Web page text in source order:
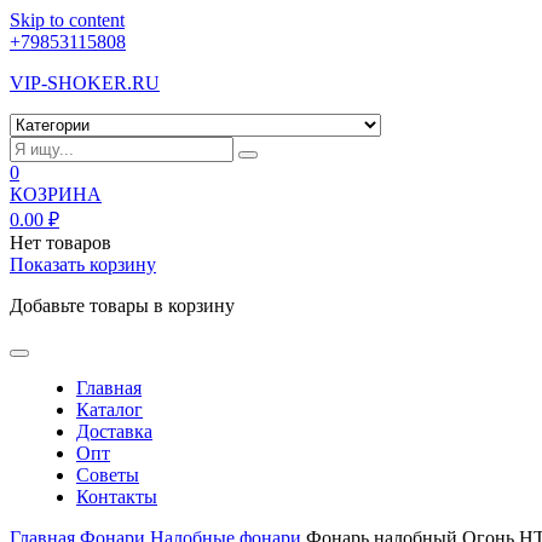
Skip to content
+79853115808
VIP-SHOKER.RU
0
КОЗРИНА
0.00 ₽
Нет товаров
Показать корзину
Добавьте товары в корзину
Главная
Каталог
Доставка
Опт
Советы
Контакты
Главная Фонари Налобные фонари Фонарь налобный Огонь